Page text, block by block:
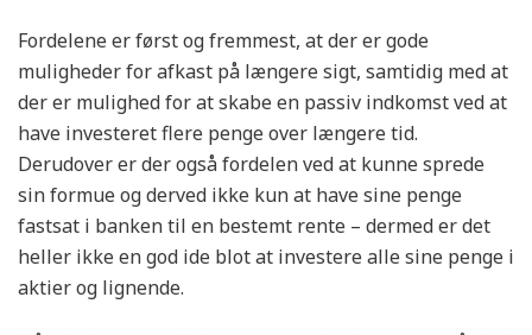
Fordelene er først og fremmest, at der er gode
muligheder for afkast på længere sigt, samtidig med at
der er mulighed for at skabe en passiv indkomst ved at
have investeret flere penge over længere tid.
Derudover er der også fordelen ved at kunne sprede
sin formue og derved ikke kun at have sine penge
fastsat i banken til en bestemt rente – dermed er det
heller ikke en god ide blot at investere alle sine penge i
aktier og lignende.